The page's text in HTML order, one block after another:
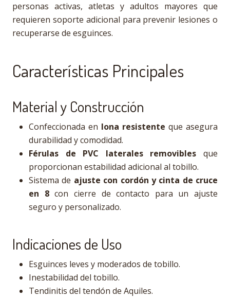
personas activas, atletas y adultos mayores que
requieren soporte adicional para prevenir lesiones o
recuperarse de esguinces.
Características Principales
Material y Construcción
Confeccionada en lona resistente que asegura
durabilidad y comodidad.
Férulas de PVC laterales removibles que
proporcionan estabilidad adicional al tobillo.
Sistema de ajuste con cordón y cinta de cruce
en 8con cierre de contacto para un ajuste
seguro y personalizado.
Indicaciones de Uso
Esguinces leves y moderados de tobillo.
Inestabilidad del tobillo.
Tendinitis del tendón de Aquiles.